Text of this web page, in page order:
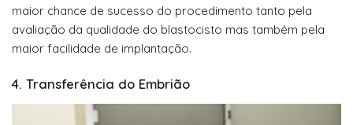
maior chance de sucesso do procedimento tanto pela
avaliação da qualidade do blastocisto mas também pela
maior facilidade de implantação.
4. Transferência do Embrião